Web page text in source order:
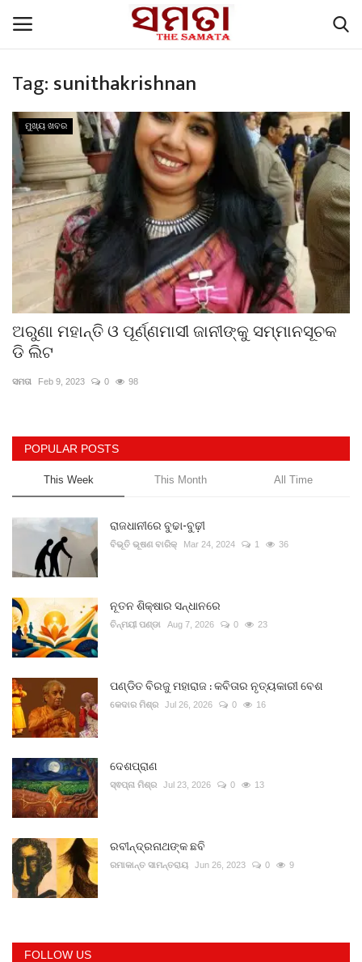
Home
Contacts
English Articles
ପଜିଟିଭ୍ ଷ୍ଟୋରୀ
ବିଶେଷ ପ୍ରସଙ୍ଗ
The Samata, Voice of the people
ମୁଖ୍ୟ ଖବର
ଆଜିର ଖବର
ସାହିତ୍ୟ
ସଂସ୍କୃତି
ସିନେମା
ଭିଡିଓ
Tag:sunithakrishnan
ମୁଖ୍ୟ ଖବର
ଅରୁଣା ମହାନ୍ତି ଓ ପୂର୍ଣ୍ଣମାସୀ ଜାନୀଙ୍କୁ ସମ୍ମାନସୂଚକ
ଡି ଲିଟ
ସମତା Feb 9, 2023 0 98
POPULAR POSTS
This Week This Month All Time
ରାଜଧାନୀରେ ବୁଢା-ବୁଢ଼ୀ
ବିଭୂତି ଭୂଷଣ ବାରିକ୍ Mar 24, 2024 1 36
ନୂତନ ଶିକ୍ଷାର ସନ୍ଧାନରେ
ଚିନ୍ମୟୀ ପଣ୍ଡା Aug 7, 2026 0 23
ପଣ୍ଡିତ ବିରଜୁ ମହାରାଜ : କବିତାର ନୃତ୍ୟକାରୀ ବେଶ
କେଦାର ମିଶ୍ର Jul 26, 2026 0 16
ଦେଶପ୍ରାଣ
ସ୍ଵପ୍ନା ମିଶ୍ର Jul 23, 2026 0 13
ରବୀନ୍ଦ୍ରନାଥଙ୍କ ଛବି
ରମାକାନ୍ତ ସାମନ୍ତରାୟ Jun 26, 2023 0 9
FOLLOW US